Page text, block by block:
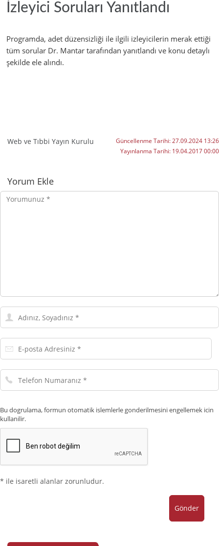
İzleyici Soruları Yanıtlandı
Programda, adet düzensizliği ile ilgili izleyicilerin merak ettiği
tüm sorular Dr. Mantar tarafından yanıtlandı ve konu detaylı
şekilde ele alındı.
Web ve Tıbbi Yayın Kurulu Güncellenme Tarihi:27.09.2024 13:26
Yayınlanma Tarihi: 19.04.2017 00:00
Yorumlar
Yorum Ekle
Yorumunuz
Adınız,
Soyadınız
E-
posta
Telefon
Numaranız
Bu dogrulama, formun otomatik islemlerle gonderilmesini engellemek icin
kullanilir.
* ile isaretli alanlar zorunludur.
Gönder